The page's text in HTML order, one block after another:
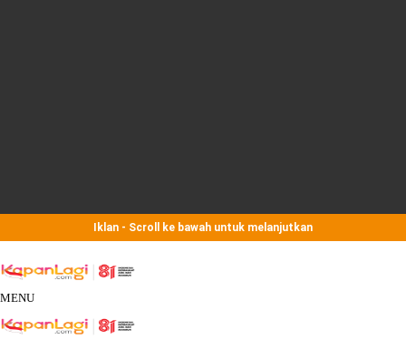
Iklan - Scroll ke bawah untuk melanjutkan
MENU